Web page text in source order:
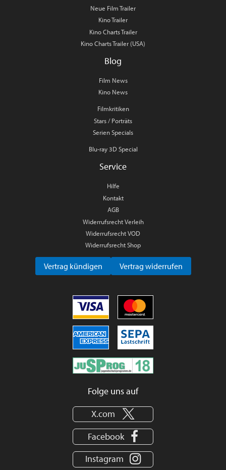
Neue Film Trailer
Kino Trailer
Kino Charts Trailer
Kino Charts Trailer (USA)
Blog
Film News
Kino News
Filmkritiken
Stars / Porträts
Serien Specials
Blu-ray 3D Special
Service
Hilfe
Kontakt
AGB
Widerrufsrecht Verleih
Widerrufsrecht VOD
Widerrufsrecht Shop
Vertrag kündigen Vertrag widerrufen
Folge uns auf
X.com
Facebook
Instagram